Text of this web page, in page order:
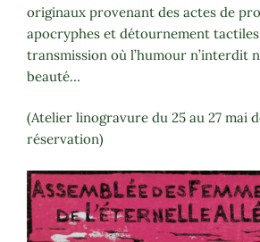
originaux provenant des actes de
apocryphes et détournement tactiles
transmission où l’humour n’interdit
beauté…
(Atelier linogravure du 25 au 27 mai
réservation)